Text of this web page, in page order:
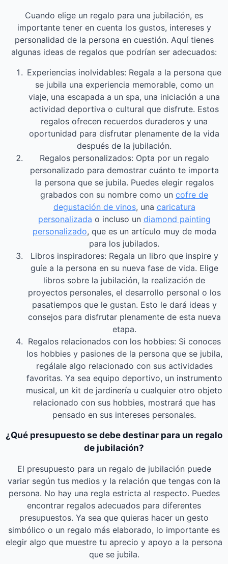
Cuando elige un regalo para una jubilación, es
importante tener en cuenta los gustos, intereses y
personalidad de la persona en cuestión. Aquí tienes
algunas ideas de regalos que podrían ser adecuados:
Experiencias inolvidables: Regala a la persona que
se jubila una experiencia memorable, como un
viaje, una escapada a un spa, una iniciación a una
actividad deportiva o cultural que disfrute. Estos
regalos ofrecen recuerdos duraderos y una
oportunidad para disfrutar plenamente de la vida
después de la jubilación.
Regalos personalizados: Opta por un regalo
personalizado para demostrar cuánto te importa
la persona que se jubila. Puedes elegir regalos
grabados con su nombre como un cofre de
degustación de vinos, una caricatura
personalizada o incluso un diamond painting
personalizado, que es un artículo muy de moda
para los jubilados.
Libros inspiradores: Regala un libro que inspire y
guíe a la persona en su nueva fase de vida. Elige
libros sobre la jubilación, la realización de
proyectos personales, el desarrollo personal o los
pasatiempos que le gustan. Esto le dará ideas y
consejos para disfrutar plenamente de esta nueva
etapa.
Regalos relacionados con los hobbies: Si conoces
los hobbies y pasiones de la persona que se jubila,
regálale algo relacionado con sus actividades
favoritas. Ya sea equipo deportivo, un instrumento
musical, un kit de jardinería u cualquier otro objeto
relacionado con sus hobbies, mostrará que has
pensado en sus intereses personales.
¿Qué presupuesto se debe destinar para un regalo
de jubilación?
El presupuesto para un regalo de jubilación puede
variar según tus medios y la relación que tengas con la
persona. No hay una regla estricta al respecto. Puedes
encontrar regalos adecuados para diferentes
presupuestos. Ya sea que quieras hacer un gesto
simbólico o un regalo más elaborado, lo importante es
elegir algo que muestre tu aprecio y apoyo a la persona
que se jubila.